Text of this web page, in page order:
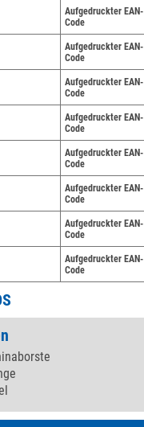
Aufgedruckter EAN-
Code
Aufgedruckter EAN-
Code
Aufgedruckter EAN-
Code
Aufgedruckter EAN-
Code
Aufgedruckter EAN-
Code
Aufgedruckter EAN-
Code
Aufgedruckter EAN-
Code
Aufgedruckter EAN-
Code